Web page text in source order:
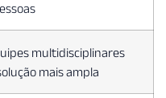
multidisciplinares
mais ampla